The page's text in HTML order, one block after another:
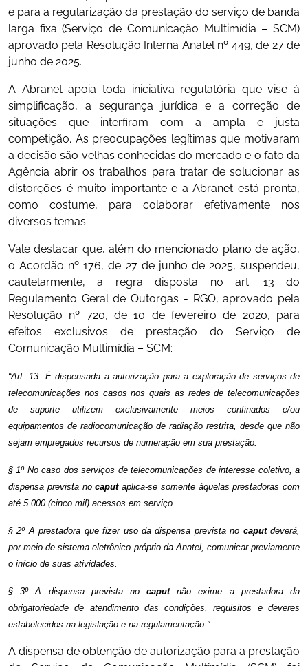
e para a regularização da prestação do serviço de banda
larga fixa (Serviço de Comunicação Multimídia – SCM)
aprovado pela Resolução Interna Anatel nº 449, de 27 de
junho de 2025.
A Abranet apoia toda iniciativa regulatória que vise à
simplificação, a segurança jurídica e a correção de
situações que interfiram com a ampla e justa
competição. As preocupações legítimas que motivaram
a decisão são velhas conhecidas do mercado e o fato da
Agência abrir os trabalhos para tratar de solucionar as
distorções é muito importante e a Abranet está pronta,
como costume, para colaborar efetivamente nos
diversos temas.
Vale destacar que, além do mencionado plano de ação,
o Acordão nº 176, de 27 de junho de 2025, suspendeu,
cautelarmente, a regra disposta no art. 13 do
Regulamento Geral de Outorgas - RGO, aprovado pela
Resolução nº 720, de 10 de fevereiro de 2020, para
efeitos exclusivos de prestação do Serviço de
Comunicação Multimídia – SCM:
“Art. 13. É dispensada a autorização para a exploração de serviços de
telecomunicações nos casos nos quais as redes de telecomunicações
de suporte utilizem exclusivamente meios confinados e/ou
equipamentos de radiocomunicação de radiação restrita, desde que não
sejam empregados recursos de numeração em sua prestação.
§ 1º No caso dos serviços de telecomunicações de interesse coletivo, a
dispensa prevista nocaputaplica-se somente àquelas prestadoras com
até 5.000 (cinco mil) acessos em serviço.
§ 2º A prestadora que fizer uso da dispensa prevista no caputdeverá,
por meio de sistema eletrônico próprio da Anatel, comunicar previamente
o início de suas atividades.
§ 3º A dispensa prevista nocaputnão exime a prestadora da
obrigatoriedade de atendimento das condições, requisitos e deveres
estabelecidos na legislação e na regulamentação.”
A dispensa de obtenção de autorização para a prestação